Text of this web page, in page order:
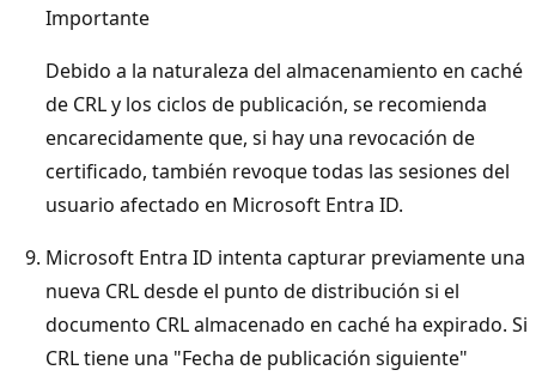
Importante
Debido a la naturaleza del almacenamiento en caché
de CRL y los ciclos de publicación, se recomienda
encarecidamente que, si hay una revocación de
certificado, también revoque todas las sesiones del
usuario afectado en Microsoft Entra ID.
Microsoft Entra ID intenta capturar previamente una
nueva CRL desde el punto de distribución si el
documento CRL almacenado en caché ha expirado. Si
CRL tiene una "Fecha de publicación siguiente"